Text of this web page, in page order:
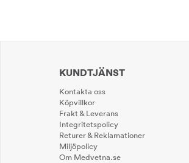
KUNDTJÄNST
Kontakta oss
Köpvillkor
Frakt & Leverans
Integritetspolicy
Returer & Reklamationer
Miljöpolicy
Om Medvetna.se